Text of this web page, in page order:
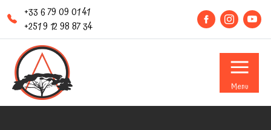
+33 6 79 09 01 41
+251 9 12 98 87 34
Menu